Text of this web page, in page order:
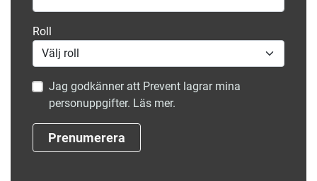
Roll
Jag godkänner att Prevent lagrar mina
personuppgifter. Läs mer.
Prenumerera